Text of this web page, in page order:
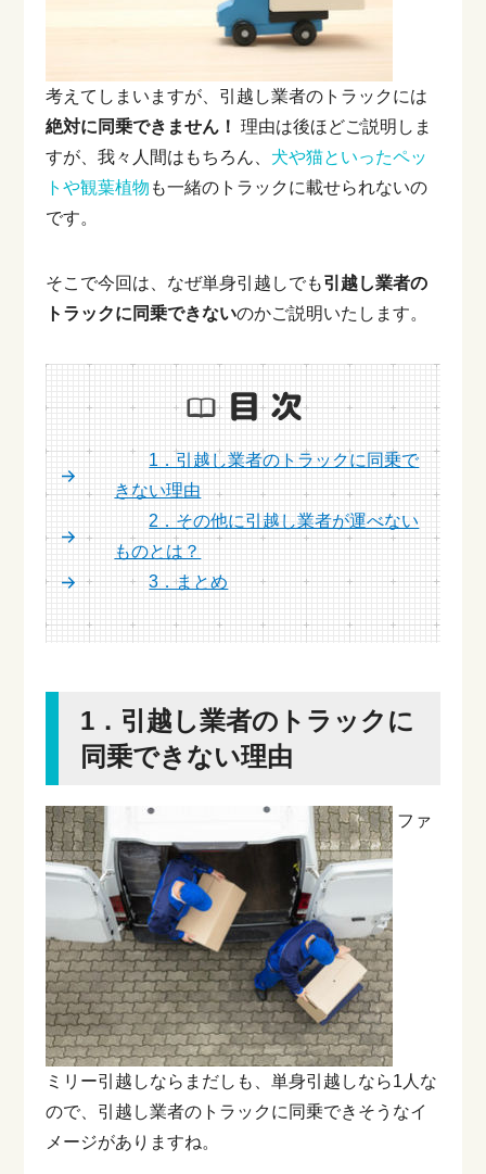
考えてしまいますが、引越し業者のトラックには
絶対に同乗できません！ 理由は後ほどご説明しま
すが、我々人間はもちろん、 犬や猫といったペッ
トや観葉植物 も一緒のトラックに載せられないの
です。
そこで今回は、なぜ単身引越しでも引越し業者の
トラックに同乗できないのかご説明いたします。
1．引越し業者のトラックに同乗で
きない理由
2．その他に引越し業者が運べない
ものとは？
3．まとめ
1．引越し業者のトラックに
同乗できない理由
ファ
ミリー引越しならまだしも、単身引越しなら1人な
ので、引越し業者のトラックに同乗できそうなイ
メージがありますね。